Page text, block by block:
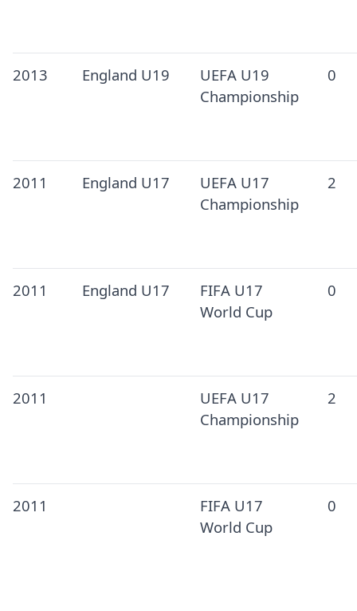
2013 England U19
UEFA U19
Championship
0
2011 England U17
UEFA U17
Championship
2
2011 England U17
FIFA U17
World Cup
0
2011
UEFA U17
Championship
2
2011
FIFA U17
World Cup
0